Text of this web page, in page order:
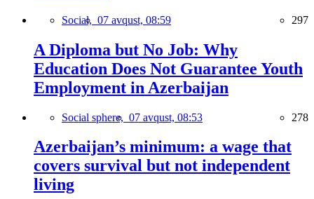
Social, 07 avqust, 08:59 297
A Diploma but No Job: Why
Education Does Not Guarantee Youth
Employment in Azerbaijan
Social sphere, 07 avqust, 08:53 278
Azerbaijan’s minimum: a wage that
covers survival but not independent
living